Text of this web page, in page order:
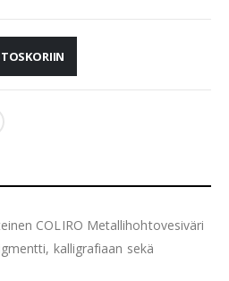
COLIRO Metallihohtovesiväri
kalligrafiaan sekä